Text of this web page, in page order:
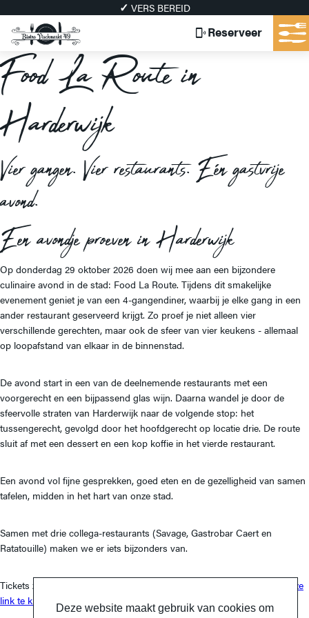
Deze website maakt gebruik van cookies om
VERS BEREID
Reserveer
Food La Route in
Harderwijk
Vier gangen. Vier restaurants. Eén gastvrije
avond.
Een avondje proeven in Harderwijk
Op donderdag 29 oktober 2026 doen wij mee aan een bijzondere
culinaire avond in de stad: Food La Route. Tijdens dit smakelijke
evenement geniet je van een 4-gangendiner, waarbij je elke gang in een
ander restaurant geserveerd krijgt. Zo proef je niet alleen vier
verschillende gerechten, maar ook de sfeer van vier keukens - allemaal
op loopafstand van elkaar in de binnenstad.
De avond start in een van de deelnemende restaurants met een
voorgerecht en een bijpassend glas wijn. Daarna wandel je door de
sfeervolle straten van Harderwijk naar de volgende stop: het
tussengerecht, gevolgd door het hoofdgerecht op locatie drie. De route
sluit af met een dessert en een kop koffie in het vierde restaurant.
Een avond vol fijne gesprekken, goed eten en de gezelligheid van samen
tafelen, midden in het hart van onze stad.
Samen met drie collega-restaurants (Savage, Gastrobar Caert en
Ratatouille) maken we er iets bijzonders van.
Tickets zijn verkrijgbaar via de website van Food La Route door
op deze
link te klikken .